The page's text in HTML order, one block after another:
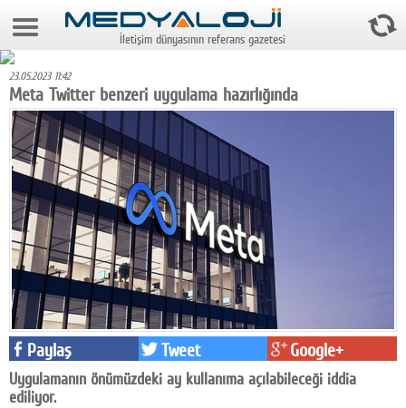
8 Ağustos 2026 4:31:41
Foto Galeri
Video Galeri
Gazeteler
Medya
Reyting-tiraj
Teknoloji
Televizyon
Dünya
Pr
İletişim dünyasının referans gazetesi
23.05.2023 11:42
Meta Twitter benzeri uygulama hazırlığında
Paylaş Tweet Google+
Uygulamanın önümüzdeki ay kullanıma açılabileceği iddia
ediliyor.